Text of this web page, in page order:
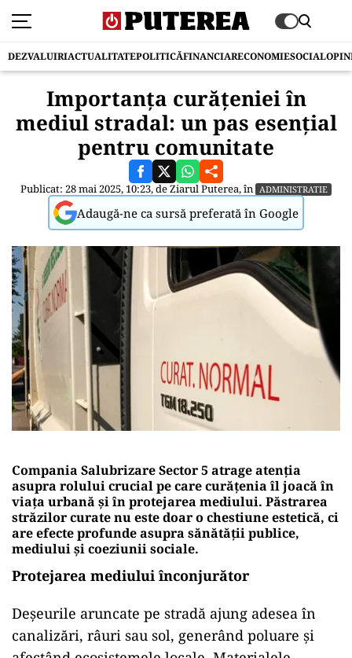
DEZVALUIRIACTUALITATEPOLITICĂFINANCIARECONOMIESOCIAL
Importanța curățeniei în
mediul stradal: un pas esențial
pentru comunitate
Publicat: 28 mai 2025, 10:23, deZiarul Puterea, în ADMINISTRATIE
Adaugă-ne ca sursă preferată în Google
Compania Salubrizare Sector 5 atrage atenția
asupra rolului crucial pe care curățenia îl joacă în
viața urbană și în protejarea mediului. Păstrarea
străzilor curate nu este doar o chestiune estetică, ci
are efecte profunde asupra sănătății publice,
mediului și coeziunii sociale.
Protejarea mediului înconjurător
Deșeurile aruncate pe stradă ajung adesea în
canalizări, râuri sau sol, generând poluare și